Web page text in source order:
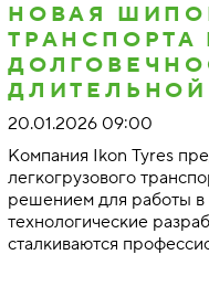
НОВАЯ
ТРАНСПОРТА
20.01.2026 09:00
Компания Ikon Tyres
легкогрузового
решением для работы
технологические
сталкиваются